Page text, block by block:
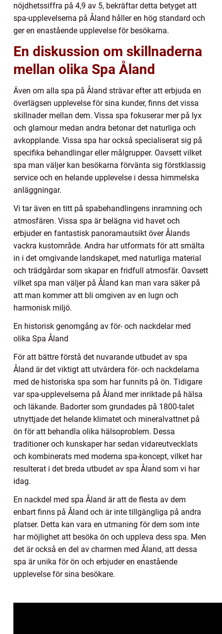
nöjdhetssiffra på 4,9 av 5, bekräftar detta betyget att
spa-upplevelserna på Åland håller en hög standard och
ger en enastående upplevelse för besökarna.
En diskussion om skillnaderna
mellan olika Spa Åland
Även om alla spa på Åland strävar efter att erbjuda en
överlägsen upplevelse för sina kunder, finns det vissa
skillnader mellan dem. Vissa spa fokuserar mer på lyx
och glamour medan andra betonar det naturliga och
avkopplande. Vissa spa har också specialiserat sig på
specifika behandlingar eller målgrupper. Oavsett vilket
spa man väljer kan besökarna förvänta sig förstklassig
service och en helande upplevelse i dessa himmelska
anläggningar.
Vi tar även en titt på spabehandlingens inramning och
atmosfären. Vissa spa är belägna vid havet och
erbjuder en fantastisk panoramautsikt över Ålands
vackra kustområde. Andra har utformats för att smälta
in i det omgivande landskapet, med naturliga material
och trädgårdar som skapar en fridfull atmosfär. Oavsett
vilket spa man väljer på Åland kan man vara säker på
att man kommer att bli omgiven av en lugn och
harmonisk miljö.
En historisk genomgång av för- och nackdelar med
olika Spa Åland
För att bättre förstå det nuvarande utbudet av spa
Åland är det viktigt att utvärdera för- och nackdelarna
med de historiska spa som har funnits på ön. Tidigare
var spa-upplevelserna på Åland mer inriktade på hälsa
och läkande. Badorter som grundades på 1800-talet
utnyttjade det helande klimatet och mineralvattnet på
ön för att behandla olika hälsoproblem. Dessa
traditioner och kunskaper har sedan vidareutvecklats
och kombinerats med moderna spa-koncept, vilket har
resulterat i det breda utbudet av spa Åland som vi har
idag.
En nackdel med spa Åland är att de flesta av dem
enbart finns på Åland och är inte tillgängliga på andra
platser. Detta kan vara en utmaning för dem som inte
har möjlighet att besöka ön och uppleva dess spa. Men
det är också en del av charmen med Åland, att dessa
spa är unika för ön och erbjuder en enastående
upplevelse för sina besökare.